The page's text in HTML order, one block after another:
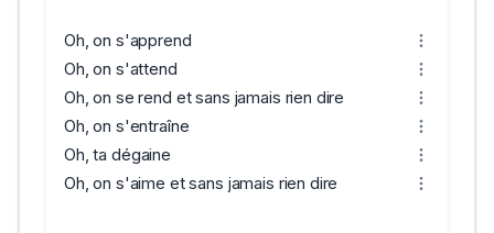
Oh, on s'apprend
Oh, on s'attend
Oh, on se rend et sans jamais rien dire
Oh, on s'entraîne
Oh, ta dégaine
Oh, on s'aime et sans jamais rien dire